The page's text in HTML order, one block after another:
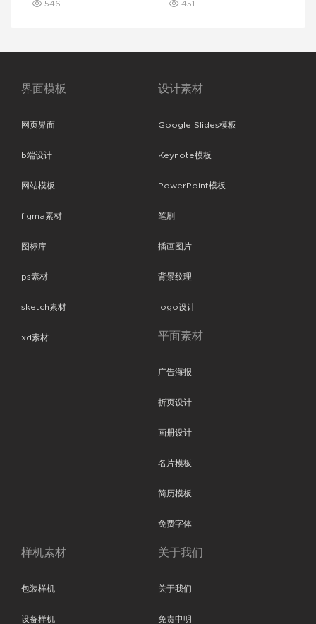
546 451
界面模板
网页界面
b端设计
网站模板
figma素材
图标库
ps素材
sketch素材
xd素材
设计素材
Google Slides模板
Keynote模板
PowerPoint模板
笔刷
插画图片
背景纹理
logo设计
平面素材
广告海报
折页设计
画册设计
名片模板
简历模板
免费字体
样机素材
包装样机
设备样机
关于我们
关于我们
免责申明